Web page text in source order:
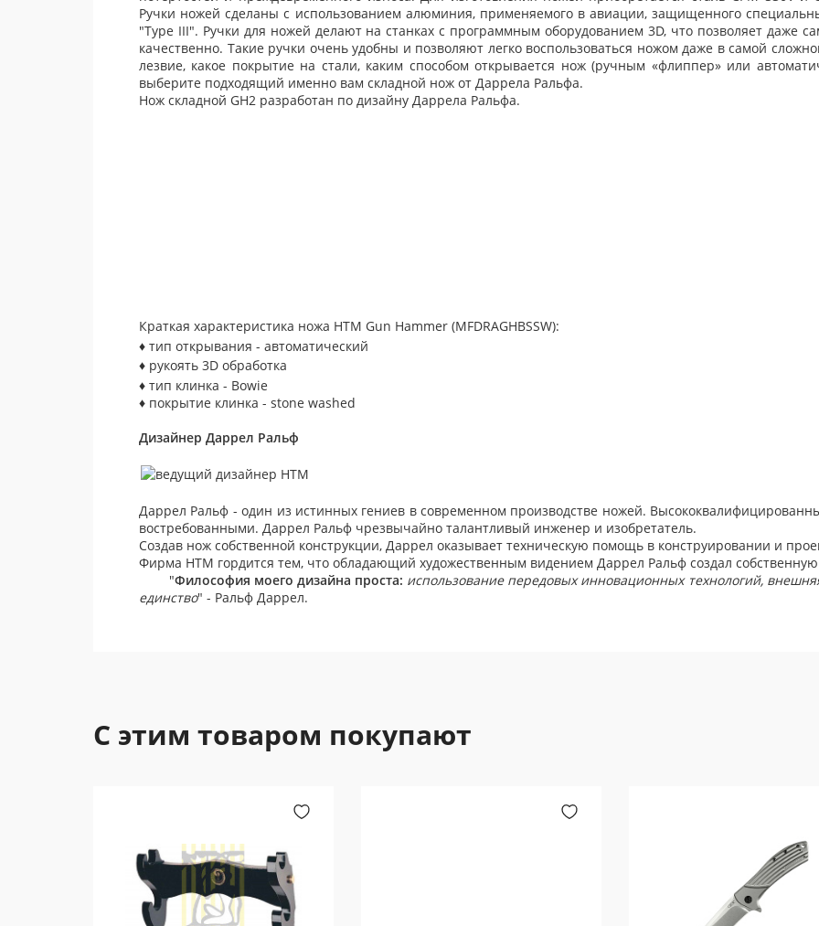
Ручки ножей сделаны с использованием алюминия, применяемого в авиации, защищенного
"Type III". Ручки для ножей делают на станках с программным оборудованием 3D, что позволяет даже
качественно. Такие ручки очень удобны и позволяют легко воспользоваться ножом даже в самой
лезвие, какое покрытие на стали, каким способом открывается нож (ручным «флиппер» или
выберите подходящий именно вам складной нож от Даррела Ральфа.
Нож складной GH2 разработан по дизайну Даррела Ральфа.
Краткая характеристика ножа HTM Gun Hammer (MFDRAGHBSSW):
♦ тип открывания - автоматический
♦ рукоять 3D обработка
♦ тип клинка - Bowie
♦ покрытие клинка - stone washed
Дизайнер Даррел Ральф
Даррел Ральф - один из истинных гениев в современном производстве ножей.
востребованными. Даррел Ральф чрезвычайно талантливый инженер и изобретатель.
Создав нож собственной конструкции, Даррел оказывает техническую помощь в конструировании и
Фирма HTM гордится тем, что обладающий художественным видением Даррел Ральф создал
"Философия моего дизайна проста: использование передовых инновационных технологий,
единство" - Ральф Даррел.
С этим товаром покупают